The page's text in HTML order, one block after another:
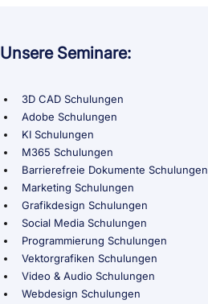
Unsere Seminare:
3D CAD Schulungen
Adobe Schulungen
KI Schulungen
M365 Schulungen
Barrierefreie Dokumente Schulungen
Marketing Schulungen
Grafikdesign Schulungen
Social Media Schulungen
Programmierung Schulungen
Vektorgrafiken Schulungen
Video & Audio Schulungen
Webdesign Schulungen